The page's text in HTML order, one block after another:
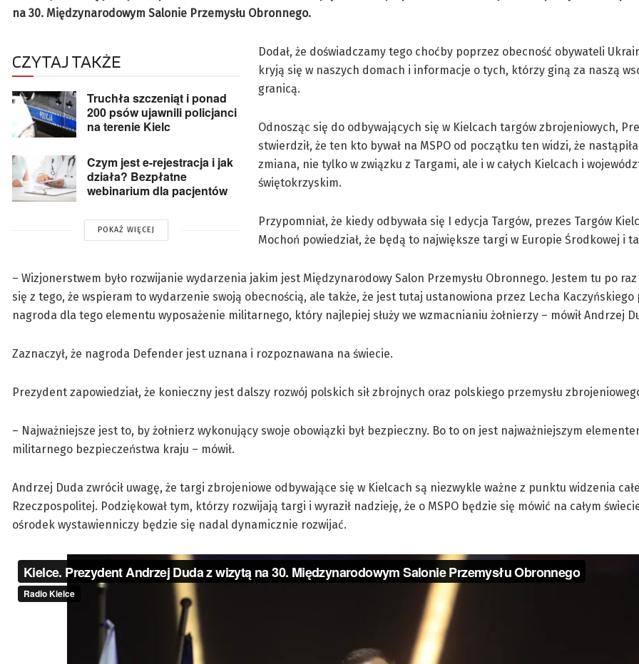
na 30. Międzynarodowym Salonie Przemysłu Obronnego.
CZYTAJ TAKŻE
Truchła szczeniąt i ponad
200 psów ujawnili policjanci
na terenie Kielc
Czym jest e-rejestracja i jak
działa? Bezpłatne
webinarium dla pacjentów
POKAŻ WIĘCEJ
Dodał, że doświadczamy tego choćby poprzez obecność obywateli
kryją się w naszych domach i informacje o tych, którzy giną za naszą
granicą.
Odnosząc się do odbywających się w Kielcach targów zbrojeniowych,
stwierdził, że ten kto bywał na MSPO od początku ten widzi, że
zmiana, nie tylko w związku z Targami, ale i w całych Kielcach i
świętokrzyskim.
Przypomniał, że kiedy odbywała się I edycja Targów, prezes Targów
Mochoń powiedział, że będą to największe targi w Europie Środkowej i
– Wizjonerstwem było rozwijanie wydarzenia jakim jest Międzynarodowy Salon Przemysłu Obronnego. Jestem tu po
się z tego, że wspieram to wydarzenie swoją obecnością, ale także, że jest tutaj ustanowiona przez Lecha
nagroda dla tego elementu wyposażenie militarnego, który najlepiej służy we wzmacnianiu żołnierzy – mówił Andrzej
Zaznaczył, że nagroda Defender jest uznana i rozpoznawana na świecie.
Prezydent zapowiedział, że konieczny jest dalszy rozwój polskich sił zbrojnych oraz polskiego przemysłu
– Najważniejsze jest to, by żołnierz wykonujący swoje obowiązki był bezpieczny. Bo to on jest najważniejszym
militarnego bezpieczeństwa kraju – mówił.
Andrzej Duda zwrócił uwagę, że targi zbrojeniowe odbywające się w Kielcach są niezwykle ważne z punktu widzenia
Rzeczpospolitej. Podziękował tym, którzy rozwijają targi i wyraził nadzieję, że o MSPO będzie się mówić na całym
ośrodek wystawienniczy będzie się nadal dynamicznie rozwijać.